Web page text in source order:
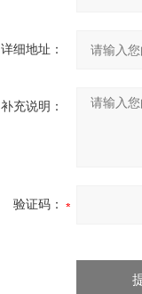
详细地址：
补充说明：
验证码：